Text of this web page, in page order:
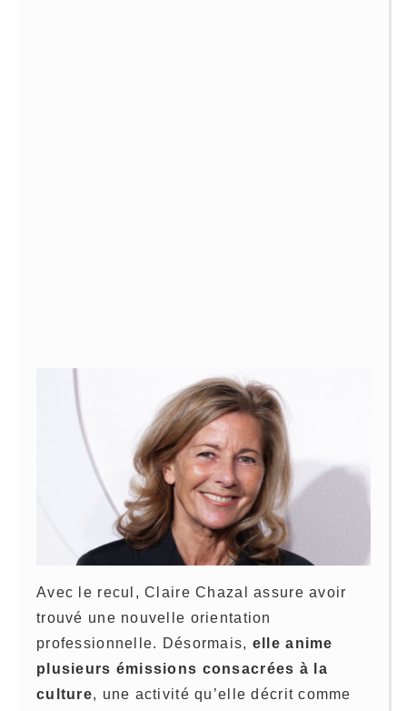
Avec le recul, Claire Chazal assure avoir
trouvé une nouvelle orientation
professionnelle. Désormais, elle anime
plusieurs émissions consacrées à la
culture, une activité qu’elle décrit comme